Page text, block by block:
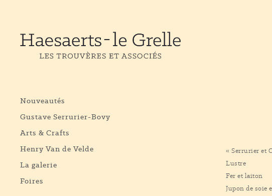
Nouveautés
Gustave Serrurier-Bovy
Arts & Crafts
Henry Van de Velde
La galerie
Foires
« Serrurier et
Lustre
Fer et laiton
Jupon de soie